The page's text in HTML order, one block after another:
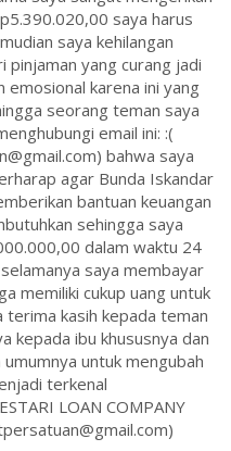
saya harus
saya kehilangan
yang curang jadi
emosional karena ini yang
seorang teman saya
email ini: :(
bahwa saya
agar Bunda Iskandar
bantuan keuangan
sehingga saya
dalam waktu 24
saya membayar
memiliki cukup uang untuk
kasih kepada teman
kepada ibu khususnya dan
untuk mengubah
terkenal
LOAN COMPANY